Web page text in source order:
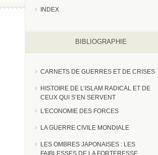
INDEX
BIBLIOGRAPHIE
CARNETS DE GUERRES ET DE CRISES
HISTOIRE DE L’ISLAM RADICAL ET DE
CEUX QUI S’EN SERVENT
L'ECONOMIE DES FORCES
LA GUERRE CIVILE MONDIALE
LES OMBRES JAPONAISES : LES
FAIBLESSES DE LA FORTERESSE